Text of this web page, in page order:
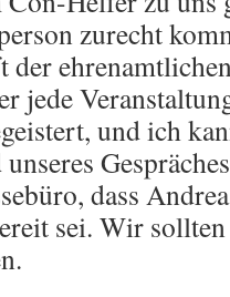
zurecht
jede
und ich
dass
sei. Wir